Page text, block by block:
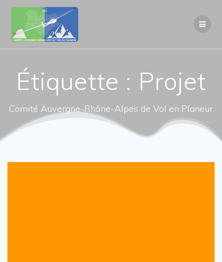
Étiquette : Projet
Comité Auvergne-Rhône-Alpes de Vol en Planeur